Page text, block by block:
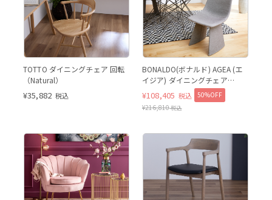
TOTTO ダイニングチェア 回転
（Natural）
¥35,882 税込
BONALDO(ボナルド) AGEA (エ
イジア) ダイニングチェア
(EB46)
¥108,405 税込 50%OFF
¥216,810税込